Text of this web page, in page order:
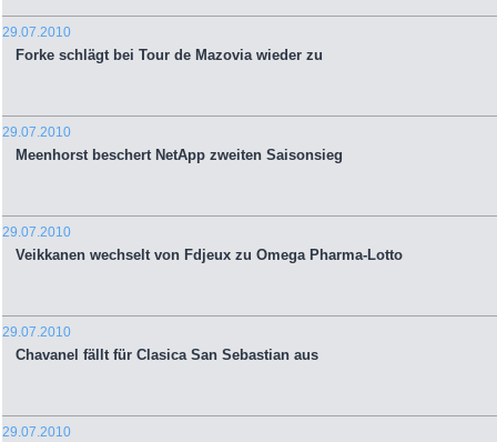
29.07.2010
Forke schlägt bei Tour de Mazovia wieder zu
29.07.2010
Meenhorst beschert NetApp zweiten Saisonsieg
29.07.2010
Veikkanen wechselt von Fdjeux zu Omega Pharma-Lotto
29.07.2010
Chavanel fällt für Clasica San Sebastian aus
29.07.2010